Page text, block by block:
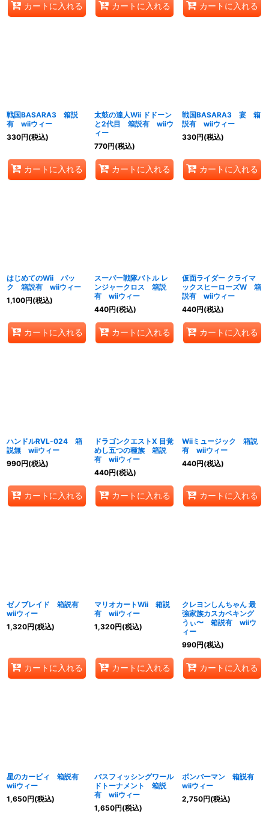
カートに入れる カートに入れる カートに入れる
戦国BASARA3 箱説
有 wiiウィー
330円(税込)
カートに入れる
太鼓の達人Wii ドドーン
と2代目 箱説有 wiiウ
ィー
770円(税込)
カートに入れる
戦国BASARA3 宴 箱
説有 wiiウィー
330円(税込)
カートに入れる
はじめてのWii パッ
ク 箱説有 wiiウィー
1,100円(税込)
カートに入れる
スーパー戦隊バトル レ
ンジャークロス 箱説
有 wiiウィー
440円(税込)
カートに入れる
仮面ライダー クライマ
ックスヒーローズW 箱
説有 wiiウィー
440円(税込)
カートに入れる
ハンドルRVL-024 箱
説無 wiiウィー
990円(税込)
カートに入れる
ドラゴンクエストX 目覚
めし五つの種族 箱説
有 wiiウィー
440円(税込)
カートに入れる
Wiiミュージック 箱説
有 wiiウィー
440円(税込)
カートに入れる
ゼノブレイド 箱説有
wiiウィー
1,320円(税込)
カートに入れる
マリオカートWii 箱説
有 wiiウィー
1,320円(税込)
カートに入れる
クレヨンしんちゃん 最
強家族カスカベキング
うぃ〜 箱説有 wiiウ
ィー
990円(税込)
カートに入れる
星のカービィ 箱説有
wiiウィー
1,650円(税込)
バスフィッシングワール
ドトーナメント 箱説
有 wiiウィー
1,650円(税込)
ボンバーマン 箱説有
wiiウィー
2,750円(税込)